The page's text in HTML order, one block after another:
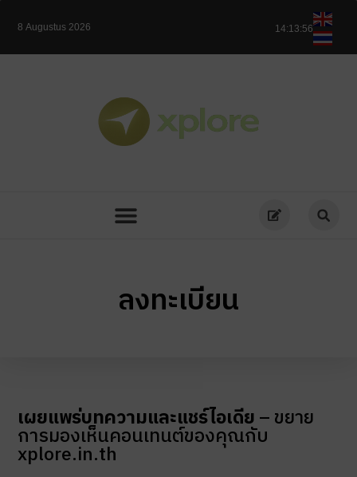
14:13:57
8 Augustus 2026
ลงทะเบียน
เผยแพร่บทความและแชร์ไอเดีย– ขยาย
การมองเห็นคอนเทนต์ของคุณกับ
xplore.in.th